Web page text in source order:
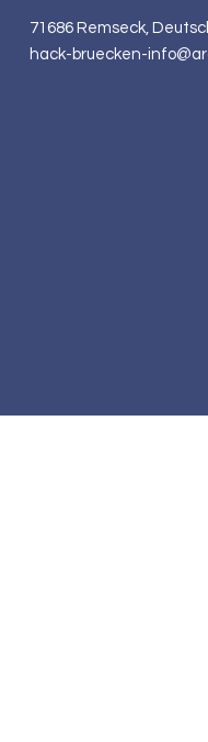
71686 Remseck,
hack-bruecken-